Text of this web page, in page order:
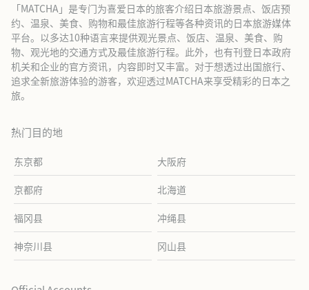
「MATCHA」是专门为喜爱日本的旅客介绍日本旅游景点、饭店预
约、温泉、美食、购物和最佳旅游行程等各种资讯的日本旅游媒体
平台。以多达10种语言来提供观光景点、饭店、温泉、美食、购
物、观光地的交通方式及最佳旅游行程。此外，也有刊登日本政府
机关和企业的官方资讯，内容即时又丰富。对于想透过出国旅行、
追求全新旅游体验的游客，欢迎透过MATCHA来享受精彩的日本之
旅。
热门目的地
东京都 大阪府
京都府 北海道
福冈县 冲绳县
神奈川县 冈山县